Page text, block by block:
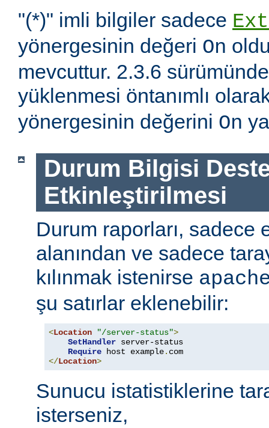
"(*)" imli bilgiler sadece
yönergesinin değeri On
mevcuttur. 2.3.6
yüklenmesi öntanımlı
yönergesinin değerini On
Durum Bilgisi
Etkinleştirilmesi
Durum raporları, sadece
alanından ve sadece
kılınmak istenirse
şu satırlar eklenebilir:
<Location "/server-status">
SetHandler server-status
Require host example.
</Location>
Sunucu istatistiklerine
isterseniz,